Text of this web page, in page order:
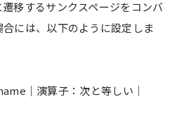
移するサンクスページをコンバ
には、以下のように設定しま
｜演算子：次と等しい｜